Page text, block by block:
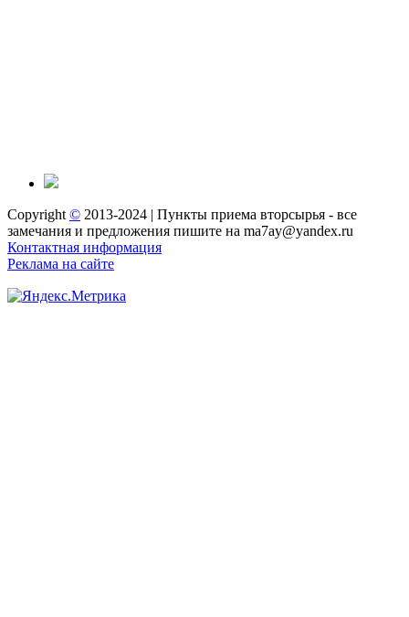
Copyright © 2013-2024 | Пункты приема вторсырья - все
замечания и предложения пишите на ma7ay@yandex.ru
Контактная информация
Реклама на сайте